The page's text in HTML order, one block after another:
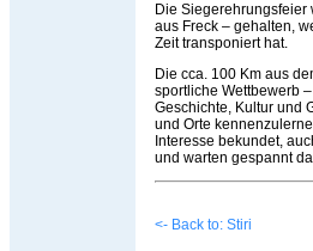
Die
aus Freck – gehalten,
Zeit transponiert hat.
Die cca. 100 Km aus
sportliche Wettbewerb
Geschichte, Kultur und
und Orte
Interesse bekundet,
und warten gespannt
<- Back to: Stiri